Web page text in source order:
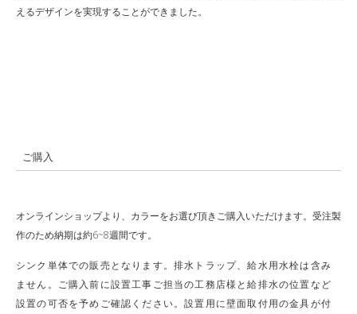
えるデザインを実現することができました。
ご購入
オンラインショップより、カラーをお選び頂きご購入いただけます。受注製
作のため納期は約6~8週間です。
シンク単体での販売となります。排水トラップ、給水用水栓は含み
ません。ご購入前に設置工事ご担当の工務店様と給排水の位置など
設置の可否を予めご確認ください。設置用に壁面取付用の金具が付